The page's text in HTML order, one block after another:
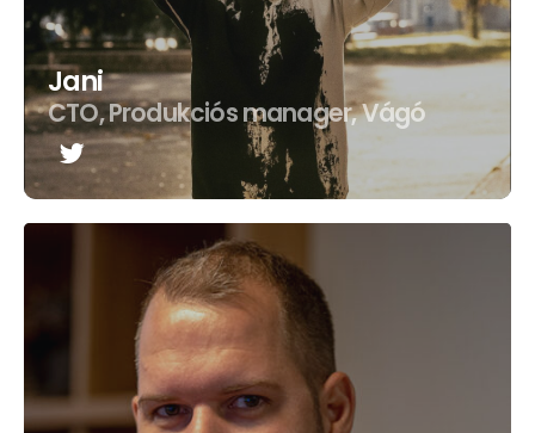
Jani
CTO, Produkciós manager, Vágó